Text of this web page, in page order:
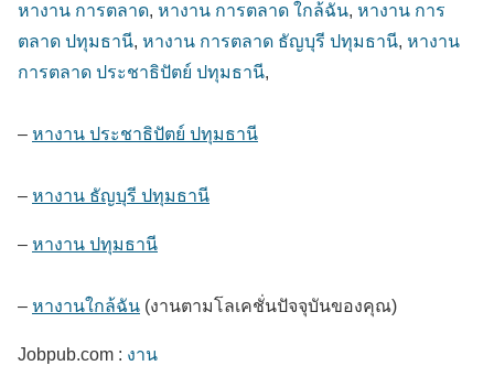
หางาน การตลาด, หางาน การตลาด ใกล้ฉัน, หางาน การ
ตลาด ปทุมธานี, หางาน การตลาด ธัญบุรี ปทุมธานี, หางาน
การตลาด ประชาธิปัตย์ ปทุมธานี,
– หางาน ประชาธิปัตย์ ปทุมธานี
– หางาน ธัญบุรี ปทุมธานี
– หางาน ปทุมธานี
– หางานใกล้ฉัน (งานตามโลเคชั่นปัจจุบันของคุณ)
Jobpub.com : งาน